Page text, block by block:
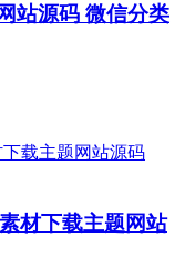
站源码 微信分类
材下载主题网站